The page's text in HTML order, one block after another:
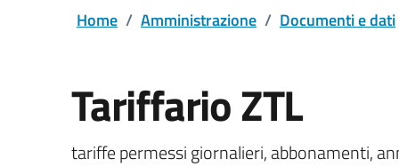
Home / Amministrazione / Documenti e dati
Tariffario ZTL
tariffe permessi giornalieri, abbonamenti,